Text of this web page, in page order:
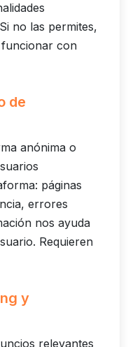
no las permites,
con
de
anónima o
páginas
errores
nos ayuda
Requieren
y
relevantes